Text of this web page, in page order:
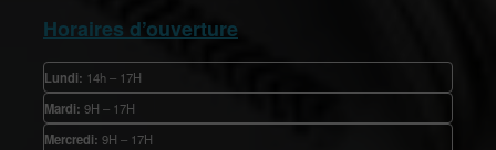
Horaires d’ouverture
Lundi: 14h – 17H
Mardi: 9H – 17H
Mercredi: 9H – 17H